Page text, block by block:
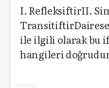
I. RefleksiftirII.
TransitiftirDairesel
ile ilgili olarak bu
hangileri